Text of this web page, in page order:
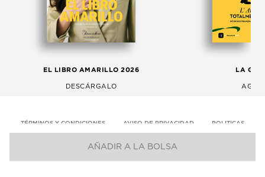
AÑADIR A LA BOLSA
EL LIBRO AMARILLO 2026
DESCÁRGALO
LA
TÉRMINOS Y CONDICIONES AVISO DE PRIVACIDAD POLITICAS